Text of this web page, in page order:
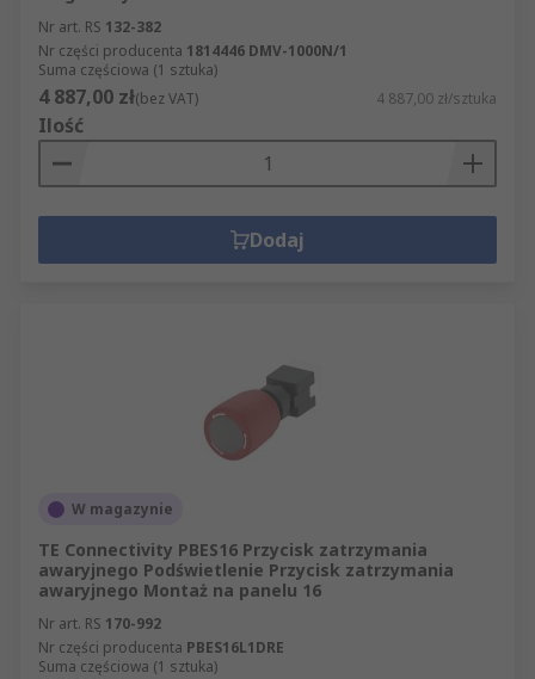
Nr art. RS 132-382
Nr części producenta 1814446 DMV-1000N/1
Suma częściowa (1 sztuka)
4 887,00 zł(bez VAT) 4 887,00 zł/sztuka
Ilość
Dodaj
W magazynie
TE Connectivity PBES16 Przycisk zatrzymania
awaryjnego Podświetlenie Przycisk zatrzymania
awaryjnego Montaż na panelu 16
Nr art. RS 170-992
Nr części producenta PBES16L1DRE
Suma częściowa (1 sztuka)